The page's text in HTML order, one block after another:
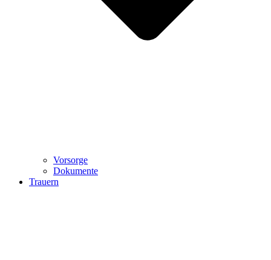
Vorsorge
Dokumente
Trauern